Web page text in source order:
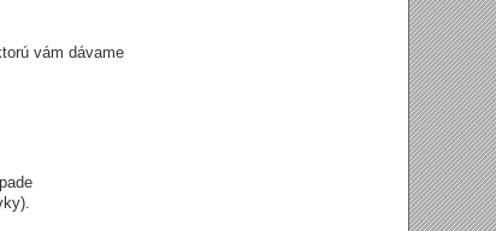
vám dávame